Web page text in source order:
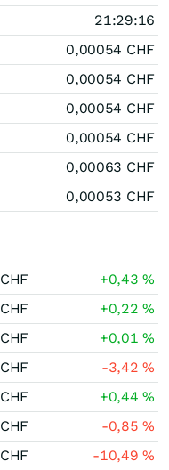
21:29:16
0,00054 CHF
0,00054 CHF
0,00054 CHF
0,00054 CHF
0,00063 CHF
0,00053 CHF
CHF +0,43%
CHF +0,22%
CHF +0,01%
CHF -3,42%
CHF +0,44%
CHF -0,85%
CHF -10,49%